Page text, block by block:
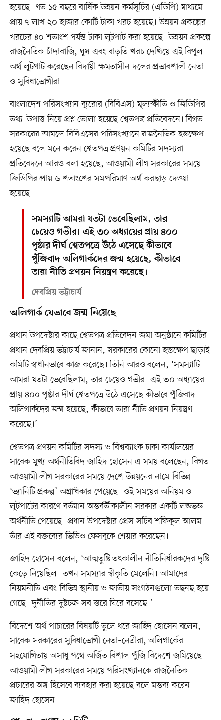
হয়েছে। গত ১৫ বছরে বার্ষিক উন্নয়ন কর্মসূচির (এডিপি) মাধ্যমে
প্রায় ৭ লাখ ২০ হাজার কোটি টাকা খরচ হয়েছে। উন্নয়ন প্রকল্পের
খরচের ৪০ শতাংশ পর্যন্ত টাকা লুটপাট করা হয়েছে। উন্নয়ন প্রকল্পে
রাজনৈতিক চাঁদাবাজি, ঘুষ এবং বাড়তি খরচ দেখিয়ে এই বিপুল
অর্থ লুটপাট করেছেন বিদায়ী ক্ষমতাসীন দলের প্রভাবশালী নেতা
ও সুবিধাভোগীরা।
বাংলাদেশ পরিসংখ্যান ব্যুরোর (বিবিএস) মূল্যস্ফীতি ও জিডিপির
তথ্য–উপাত্ত নিয়ে প্রশ্ন তোলা হয়েছে শ্বেতপত্র প্রতিবেদনে। বিগত
সরকারের আমলে বিবিএসের পরিসংখ্যানে রাজনৈতিক হস্তক্ষেপ
হয়েছে বলে মনে করেন শ্বেতপত্র প্রণয়ন কমিটির সদস্যরা।
প্রতিবেদনে আরও বলা হয়েছে, আওয়ামী লীগ সরকারের সময়ে
জিডিপির প্রায় ৬ শতাংশের সমপরিমাণ অর্থ করছাড় দেওয়া
হয়েছে।
সমস্যাটি আমরা যতটা ভেবেছিলাম, তার
চেয়েও গভীর। এই ৩০ অধ্যায়ের প্রায় ৪০০
পৃষ্ঠার দীর্ঘ শ্বেতপত্রে উঠে এসেছে কীভাবে
পুঁজিবাদ অলিগার্কদের জন্ম হয়েছে, কীভাবে
তারা নীতি প্রণয়ন নিয়ন্ত্রণ করেছে।
দেবপ্রিয় ভট্টাচার্য
অলিগার্ক যেভাবে জন্ম নিয়েছে
প্রধান উপদেষ্টার কাছে শ্বেতপত্র প্রতিবেদন জমা অনুষ্ঠানে কমিটির
প্রধান দেবপ্রিয় ভট্টাচার্য জানান, সরকারের কোনো হস্তক্ষেপ ছাড়াই
কমিটি স্বাধীনভাবে কাজ করেছে। তিনি আরও বলেন, ‘সমস্যাটি
আমরা যতটা ভেবেছিলাম, তার চেয়েও গভীর। এই ৩০ অধ্যায়ের
প্রায় ৪০০ পৃষ্ঠার দীর্ঘ শ্বেতপত্রে উঠে এসেছে কীভাবে পুঁজিবাদ
অলিগার্কদের জন্ম হয়েছে, কীভাবে তারা নীতি প্রণয়ন নিয়ন্ত্রণ
করেছে।’
শ্বেতপত্র প্রণয়ন কমিটির সদস্য ও বিশ্বব্যাংক ঢাকা কার্যালয়ের
সাবেক মুখ্য অর্থনীতিবিদ জাহিদ হোসেন এ সময় বলেছেন, বিগত
আওয়ামী লীগ সরকারের সময়ে দেশে উন্নয়নের নামে বিভিন্ন
‘ভ্যানিটি প্রকল্প’ অগ্রাধিকার পেয়েছে। ওই সময়ের অনিয়ম ও
লুটপাটের কারণে বর্তমান অন্তর্বর্তীকালীন সরকার একটি লন্ডভন্ড
অর্থনীতি পেয়েছে। প্রধান উপদেষ্টার প্রেস সচিব শফিকুল আলম
তাঁর এই বক্তব্যের ভিডিও ফেসবুকে শেয়ার করেছেন।
জাহিদ হোসেন বলেন, ‘আত্মতুষ্টি তৎকালীন নীতিনির্ধারকদের দৃষ্টি
কেড়ে নিয়েছিল। তখন সমস্যার স্বীকৃতি মেলেনি। আমাদের
নিয়মনীতি এবং বিভিন্ন স্থানীয় ও জাতীয় সংগঠনগুলো তছনছ হয়ে
গেছে। দুর্নীতির দুষ্টচক্র সব স্তরে ঘিরে বসেছে।’
বিদেশে অর্থ পাচারের বিষয়টি তুলে ধরে জাহিদ হোসেন বলেন,
সাবেক সরকারের সুবিধাভোগী নেতা–নেত্রীরা, অলিগার্কের
সহযোগিতায় অসাধু পথে অর্জিত বিশাল পুঁজি বিদেশে জমিয়েছে।
আওয়ামী লীগ সরকারের সময়ে পরিসংখ্যানকে রাজনৈতিক
প্রচারের অস্ত্র হিসেবে ব্যবহার করা হয়েছে বলে মন্তব্য করেন
জাহিদ হোসেন।